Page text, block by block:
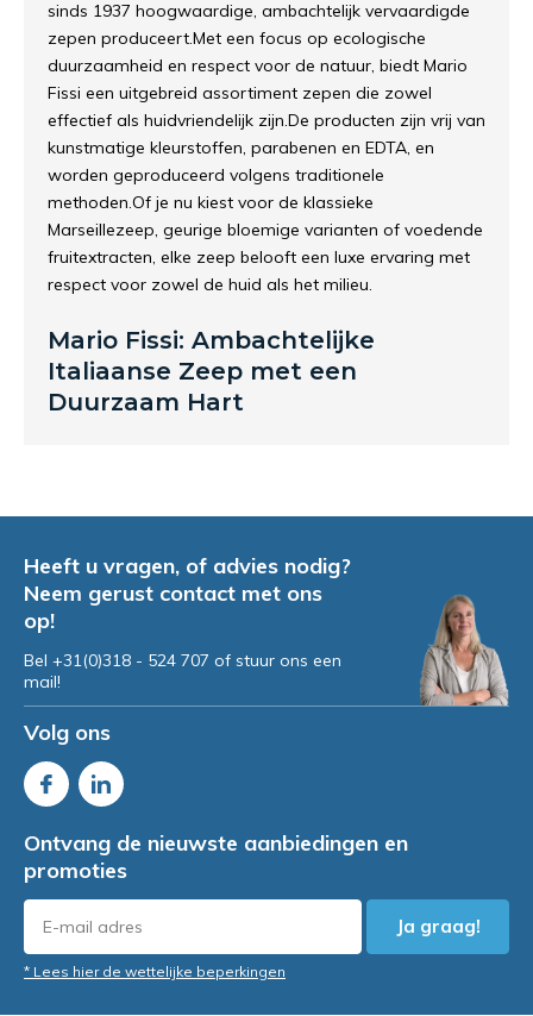
sinds 1937 hoogwaardige, ambachtelijk vervaardigde
zepen produceert.Met een focus op ecologische
duurzaamheid en respect voor de natuur, biedt Mario
Fissi een uitgebreid assortiment zepen die zowel
effectief als huidvriendelijk zijn.De producten zijn vrij van
kunstmatige kleurstoffen, parabenen en EDTA, en
worden geproduceerd volgens traditionele
methoden.Of je nu kiest voor de klassieke
Marseillezeep, geurige bloemige varianten of voedende
fruitextracten, elke zeep belooft een luxe ervaring met
respect voor zowel de huid als het milieu.
Mario Fissi: Ambachtelijke
Italiaanse Zeep met een
Duurzaam Hart
Heeft u vragen, of advies nodig?
Neem gerust contact met ons
op!
Bel +31(0)318 - 524 707 of stuur ons een
mail!
Volg ons
Ontvang de nieuwste aanbiedingen en
promoties
Ja graag!
* Lees hier de wettelijke beperkingen